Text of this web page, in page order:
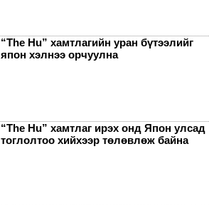
“The Hu” хамтлагийн уран бүтээлийг
япон хэлнээ орчуулна
“The Hu” хамтлаг ирэх онд Япон улсад
тоглолтоо хийхээр төлөвлөж байна